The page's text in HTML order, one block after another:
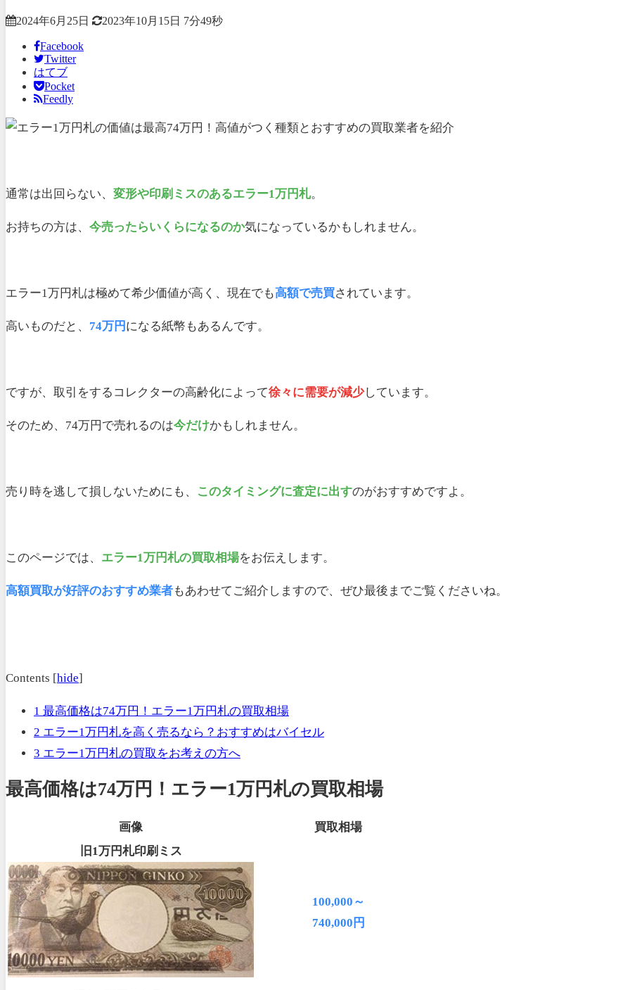
2024年6月25日 2023年10月15日 7分49秒
Facebook
Twitter
はてブ
Pocket
Feedly
通常は出回らない、 変形や印刷ミスのあるエラー1万円札。
お持ちの方は、 今売ったらいくらになるのか気になっているかもしれません。
エラー1万円札は極めて希少価値が高く、現在でも高額で売買されています。
高いものだと、 74万円 になる紙幣もあるんです。
ですが、取引をするコレクターの高齢化によって徐々に需要が減少しています。
そのため、74万円で売れるのは今だけかもしれません。
売り時を逃して損しないためにも、 このタイミングに査定に出すのがおすすめですよ。
このページでは、 エラー1万円札の買取相場をお伝えします。
高額買取が好評のおすすめ業者もあわせてご紹介しますので、ぜひ最後までご覧くださいね。
Contents [hide]
1 最高価格は74万円！エラー1万円札の買取相場
2 エラー1万円札を高く売るなら？おすすめはバイセル
3 エラー1万円札の買取をお考えの方へ
最高価格は74万円！エラー1万円札の買取相場
画像
買取相場
旧1万円札印刷ミス
100,000～
740,000円